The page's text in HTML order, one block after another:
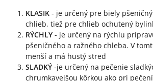
KLASIK - je určený pre biely
chlieb, tiež pre chlieb ochutený
RÝCHLY - je určený na rýchlu
pšeničného a ražného chleba. V
menší a má hustý stred
SLADKÝ -je určený na pečenie
chrumkavejšou kôrkou ako pri